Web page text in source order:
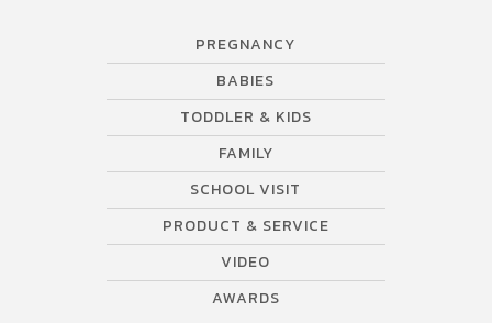
PREGNANCY
BABIES
TODDLER & KIDS
FAMILY
SCHOOL VISIT
PRODUCT & SERVICE
VIDEO
AWARDS